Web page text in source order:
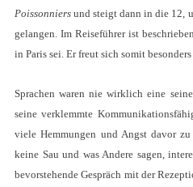
Poissonniers und steigt dann in die 12,
gelangen. Im Reiseführer ist
in Paris sei. Er freut sich somit besonders
Sprachen waren nie wirklich eine
seine verklemmte
viele Hemmungen und Angst davor
keine Sau und was Andere sagen,
bevorstehende Gespräch mit der